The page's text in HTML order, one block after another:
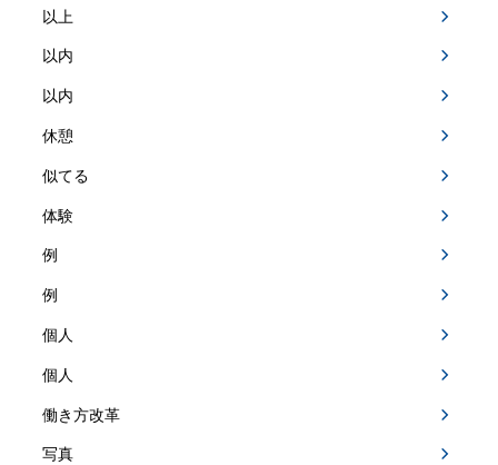
以上
以内
以内
休憩
似てる
体験
例
例
個人
個人
働き方改革
写真